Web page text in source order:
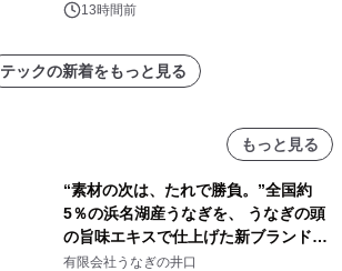
13時間前
テックの新着をもっと見る
もっと見る
“素材の次は、たれで勝負。”全国約
5％の浜名湖産うなぎを、 うなぎの頭
の旨味エキスで仕上げた新ブランド
「井口の誉」誕生
有限会社うなぎの井口